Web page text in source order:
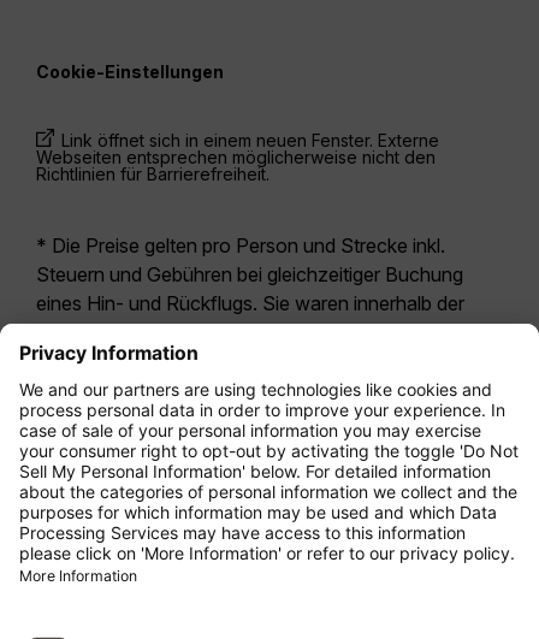
Cookie-Einstellungen
Link öffnet sich in einem neuen Fenster. Externe
Webseiten entsprechen möglicherweise nicht den
Richtlinien für Barrierefreiheit.
* Die Preise gelten pro Person und Strecke inkl.
Steuern und Gebühren bei gleichzeitiger Buchung
eines Hin- und Rückflugs. Sie waren innerhalb der
möglicherweise nicht mehr aktuell. Bei den für die
Economy Class angegebenen Tarifen handelt es
sich i.d.R. um Economy Zero, unsere restriktivste
Tarifoption. Es können hierfür zusätzliche Gebühren
fürAufgabegepäck oder für andere optionale
Leistungen anfallen. Es gelten dieAllgemeinen
Geschäftsbedingungen .